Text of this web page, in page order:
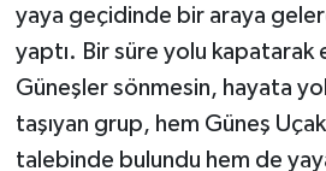
yaya geçidinde bir araya
yaptı. Bir süre yolu kapatarak
Güneşler sönmesin, hayata
taşıyan grup, hem Güneş
talebinde bulundu hem de